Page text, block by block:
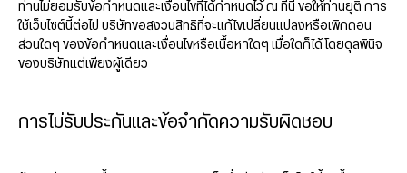
ท่านไม่ยอมรับข้อกำหนดและเงื่อนไขที่ได้กำหนดไว้ ณ ที่นี้ ขอให้ท่านยุติ การ
ใช้เว็บไซต์นี้ต่อไป บริษัทขอสงวนสิทธิที่จะแก้ไขเปลี่ยนแปลงหรือเพิกถอน
ส่วนใดๆ ของข้อกำหนดและเงื่อนไขหรือเนื้อหาใดๆ เมื่อใดก็ได้ โดยดุลพินิจ
ของบริษัทแต่เพียงผู้เดียว
การไม่รับประกันและข้อจำกัดความรับผิดชอบ